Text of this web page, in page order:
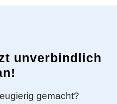
unverbindlich
gemacht?